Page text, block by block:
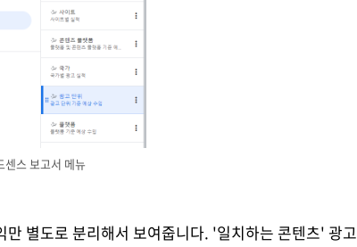
센스 보고서 메뉴
별도로 분리해서 보여줍니다. '일치하는 콘텐츠' 광고